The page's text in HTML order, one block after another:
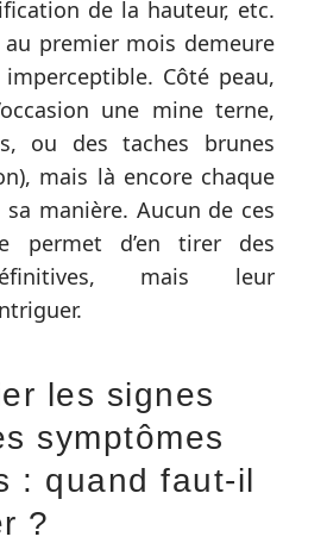
de la hauteur, etc.
premier mois demeure
Côté peau,
une mine terne,
ou des taches brunes
mais là encore chaque
manière. Aucun de ces
permet d’en tirer des
mais leur
les signes
symptômes
: quand faut-il
?